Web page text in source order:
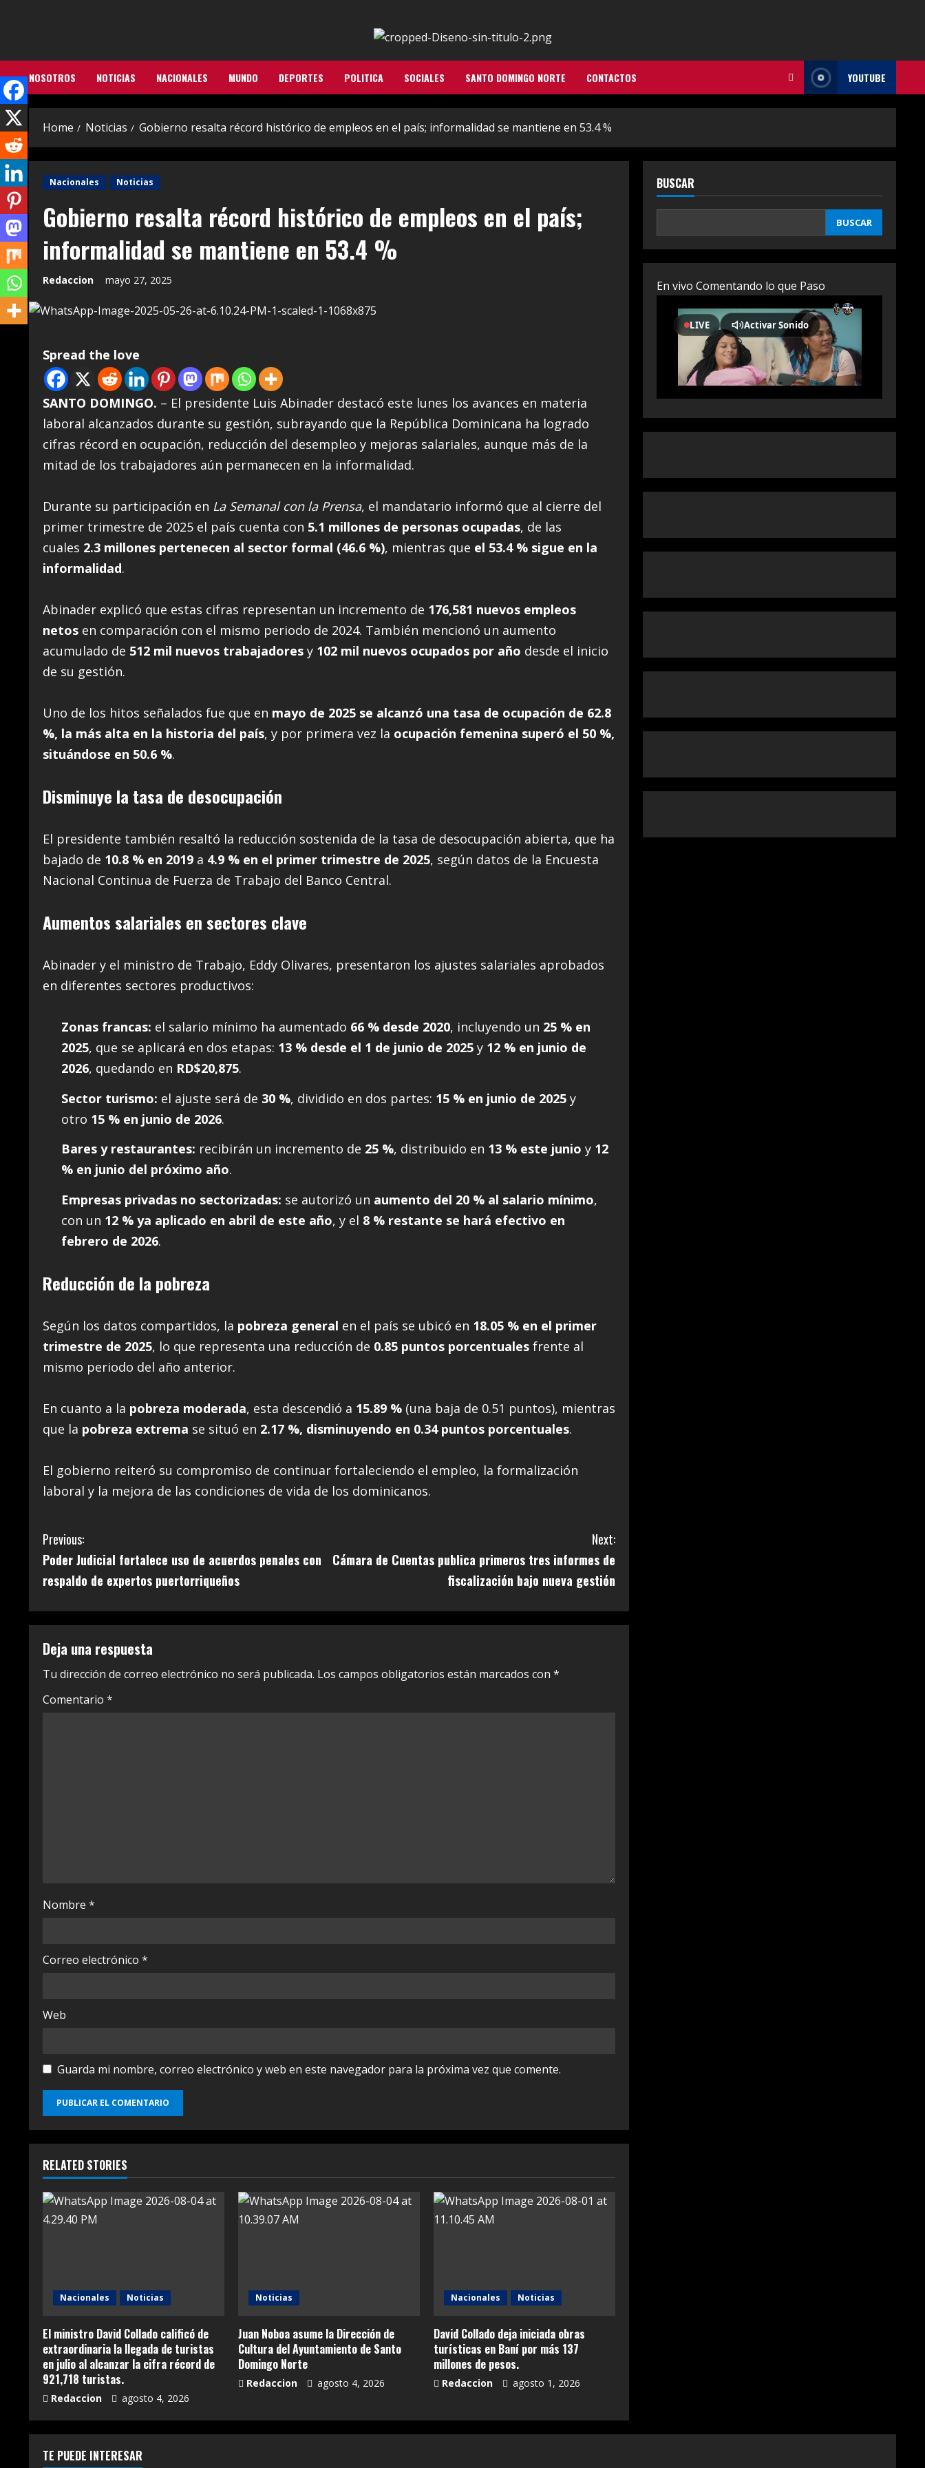
NOSOTROS NOTICIAS NACIONALES MUNDO DEPORTES POLITICA SOCIALES SANTO DOMINGO NORTE CONTACTOS YOUTUBE
Home Noticias Gobierno resalta récord histórico de empleos en el país; informalidad se mantiene en 53.4 %
Nacionales Noticias
Gobierno resalta récord histórico de empleos en el país;
informalidad se mantiene en 53.4 %
Redaccion mayo 27, 2025
Spread the love
SANTO DOMINGO. – El presidente Luis Abinader destacó este lunes los avances en materia
laboral alcanzados durante su gestión, subrayando que la República Dominicana ha logrado
cifras récord en ocupación, reducción del desempleo y mejoras salariales, aunque más de la
mitad de los trabajadores aún permanecen en la informalidad.
Durante su participación en La Semanal con la Prensa, el mandatario informó que al cierre del
primer trimestre de 2025 el país cuenta con 5.1 millones de personas ocupadas, de las
cuales 2.3 millones pertenecen al sector formal (46.6 %), mientras que el 53.4 % sigue en la
informalidad.
Abinader explicó que estas cifras representan un incremento de 176,581 nuevos empleos
netos en comparación con el mismo periodo de 2024. También mencionó un aumento
acumulado de 512 mil nuevos trabajadores y 102 mil nuevos ocupados por año desde el inicio
de su gestión.
Uno de los hitos señalados fue que en mayo de 2025 se alcanzó una tasa de ocupación de 62.8
%, la más alta en la historia del país, y por primera vez la ocupación femenina superó el 50 %,
situándose en 50.6 %.
Disminuye la tasa de desocupación
El presidente también resaltó la reducción sostenida de la tasa de desocupación abierta, que ha
bajado de 10.8 % en 2019 a 4.9 % en el primer trimestre de 2025, según datos de la Encuesta
Nacional Continua de Fuerza de Trabajo del Banco Central.
Aumentos salariales en sectores clave
Abinader y el ministro de Trabajo, Eddy Olivares, presentaron los ajustes salariales aprobados
en diferentes sectores productivos:
Zonas francas: el salario mínimo ha aumentado 66 % desde 2020, incluyendo un 25 % en
2025, que se aplicará en dos etapas: 13 % desde el 1 de junio de 2025 y 12 % en junio de
2026, quedando en RD$20,875.
Sector turismo: el ajuste será de 30 %, dividido en dos partes: 15 % en junio de 2025 y
otro 15 % en junio de 2026.
Bares y restaurantes: recibirán un incremento de 25 %, distribuido en 13 % este junio y 12
% en junio del próximo año.
Empresas privadas no sectorizadas: se autorizó un aumento del 20 % al salario mínimo,
con un 12 % ya aplicado en abril de este año, y el 8 % restante se hará efectivo en
febrero de 2026.
Reducción de la pobreza
Según los datos compartidos, la pobreza general en el país se ubicó en 18.05 % en el primer
trimestre de 2025, lo que representa una reducción de 0.85 puntos porcentuales frente al
mismo periodo del año anterior.
En cuanto a la pobreza moderada, esta descendió a 15.89 % (una baja de 0.51 puntos), mientras
que la pobreza extrema se situó en 2.17 %, disminuyendo en 0.34 puntos porcentuales.
El gobierno reiteró su compromiso de continuar fortaleciendo el empleo, la formalización
laboral y la mejora de las condiciones de vida de los dominicanos.
C
o
t
i
n
n
Previous:
Poder Judicial fortalece uso de acuerdos penales con
respaldo de expertos puertorriqueños
Next:
Cámara de Cuentas publica primeros tres informes de
fiscalización bajo nueva gestión
Deja una respuesta
Tu dirección de correo electrónico no será publicada. Los campos obligatorios están marcados con *
Comentario *
Nombre *
Correo electrónico *
Web
Guarda mi nombre, correo electrónico y web en este navegador para la próxima vez que comente.
RELATED STORIES
Nacionales Noticias
El ministro David Collado calificó de
extraordinaria la llegada de turistas
en julio al alcanzar la cifra récord de
921,718 turistas.
Redaccion agosto 4, 2026
Noticias
Juan Noboa asume la Dirección de
Cultura del Ayuntamiento de Santo
Domingo Norte
Redaccion agosto 4, 2026
Nacionales Noticias
David Collado deja iniciada obras
turísticas en Baní por más 137
millones de pesos.
Redaccion agosto 1, 2026
BUSCAR
BUSCAR
En vivo Comentando lo que Paso
TE PUEDE INTERESAR